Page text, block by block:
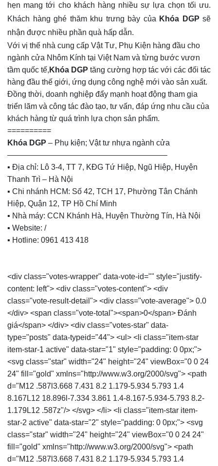
hẹn mang tới cho khách hàng nhiều sự lựa chọn tối ưu.
Khách hàng ghé thăm khu trưng bày của Khóa DGP sẽ
nhận được nhiều phần quà hấp dẫn.
Với vị thế nhà cung cấp Vật Tư, Phụ Kiện hàng đầu cho
ngành cửa Nhôm Kính tại Việt Nam và từng bước vươn
tầm quốc tế, Khóa DGP tăng cường hợp tác với các đối tác
hàng đầu thế giới, ứng dụng công nghệ mới vào sản xuất.
Đồng thời, doanh nghiệp đẩy mạnh hoạt động tham gia
triển lãm và công tác đào tạo, tư vấn, đáp ứng nhu cầu của
khách hàng từ quá trình lựa chọn sản phẩm.
==========
Khóa DGP – Phụ kiện; Vật tư nhựa ngành cửa
————————————————————–
▪️ Địa chỉ: Lô 3-4, TT 7, KĐG Tứ Hiệp, Ngũ Hiệp, Huyện
Thanh Trì – Hà Nội
▪️ Chi nhánh HCM: Số 42, TCH 17, Phường Tân Chánh
Hiệp, Quận 12, TP Hồ Chí Minh
▪️ Nhà máy: CCN Khánh Hà, Huyện Thường Tín, Hà Nội
▪️ Website: /
▪️ Hotline: 0961 413 418
<div class="votes-wrapper" data-vote-id="" style="justify-
content: left"> <div class="votes-content"> <div
class="vote-result-detail"> <div class="vote-average"> 0.0
</div> <span class="vote-total"><span>0</span> Đánh
giá</span> </div> <div class="votes-star" data-
type="posts" data-typeid="44"> <ul> <li class="item-star
item-star-1 active" data-star="1" style="padding: 0 0px;">
<svg class="star" width="24" height="24" viewBox="0 0 24
24" fill="gold" xmlns="http://www.w3.org/2000/svg"> <path
d="M12 .587l3.668 7.431 8.2 1.179-5.934 5.793 1.4
8.167L12 18.896l-7.334 3.861 1.4-8.167-5.934-5.793 8.2-
1.179L12 .587z"/> </svg> </li> <li class="item-star item-
star-2 active" data-star="2" style="padding: 0 0px;"> <svg
class="star" width="24" height="24" viewBox="0 0 24 24"
fill="gold" xmlns="http://www.w3.org/2000/svg"> <path
d="M12 .587l3.668 7.431 8.2 1.179-5.934 5.793 1.4